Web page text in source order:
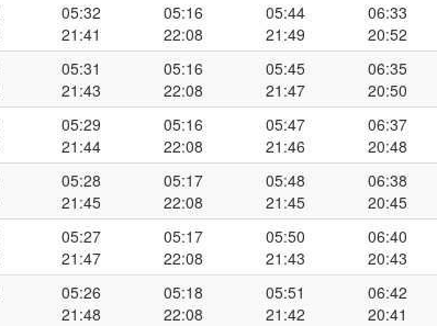
05:32
21:41
05:16
22:08
05:44
21:49
06:33
20:52
05:31
21:43
05:16
22:08
05:45
21:47
06:35
20:50
05:29
21:44
05:16
22:08
05:47
21:46
06:37
20:48
05:28
21:45
05:17
22:08
05:48
21:45
06:38
20:45
05:27
21:47
05:17
22:08
05:50
21:43
06:40
20:43
05:26
21:48
05:18
22:08
05:51
21:42
06:42
20:41